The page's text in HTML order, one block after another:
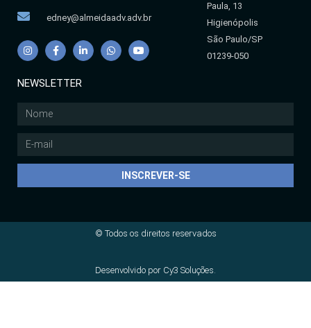
edney@almeidaadv.adv.br
Paula, 13
Higienópolis
São Paulo/SP
01239-050
NEWSLETTER
INSCREVER-SE
© Todos os direitos reservados
Desenvolvido por Cy3 Soluções.